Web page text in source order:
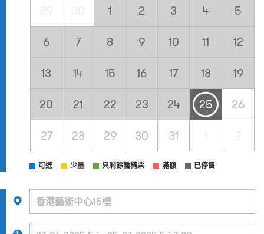
1 2 3 4 5
6 7 8 9 10 11 12
13 14 15 16 17 18 19
20 21 22 23 24 25 26
27 28 29 30 31
可選 少量 只剩餘輪椅票 滿額 已停售